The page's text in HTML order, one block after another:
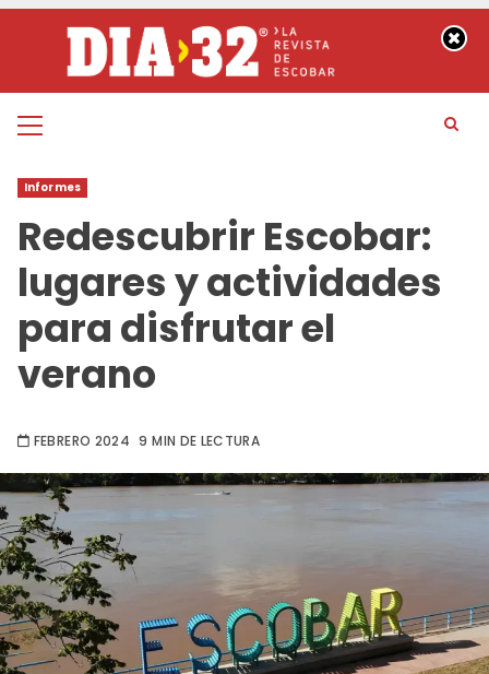
contenido
Menú
Informes
Redescubrir Escobar:
lugares y actividades
para disfrutar el
verano
FEBRERO 2024 9 MIN DE LECTURA